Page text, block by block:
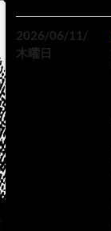
2026/06/11/
木曜日